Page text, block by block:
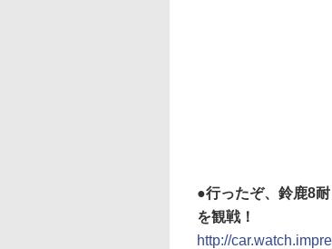
●行ったぞ、鈴鹿8
を観戦！
http://